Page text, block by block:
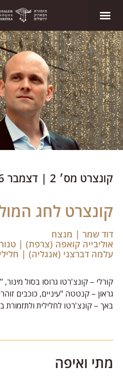
קונצרט מס׳ 2 | דצמבר 26
קונצרט לחג
דוד שמר | מנצח
אוליבייה קואפה (צרפת) | טנור
עלמה דברצני (אנגליה) |
קורלי – קונצ'רטו גרוסו בסול
גראון – קנטטה "עיניים, כוכבים
באך – קונצ'רטו לחלילית ולתזמורת
מתי ואיפה